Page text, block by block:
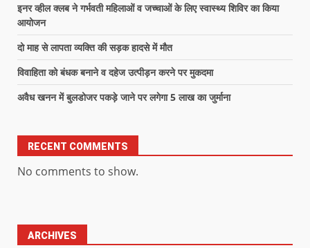
इनर व्हील क्लब ने गर्भवती महिलाओं व जच्चाओं के लिए स्वास्थ्य शिविर का किया
आयोजन
दो माह से लापता व्यक्ति की सड़क हादसे में मौत
विवाहिता को बंधक बनाने व दहेज उत्पीड़न करने पर मुकदमा
अवैध खनन में बुलडोजर पकड़े जाने पर लगेगा 5 लाख का जुर्माना
RECENT COMMENTS
No comments to show.
ARCHIVES